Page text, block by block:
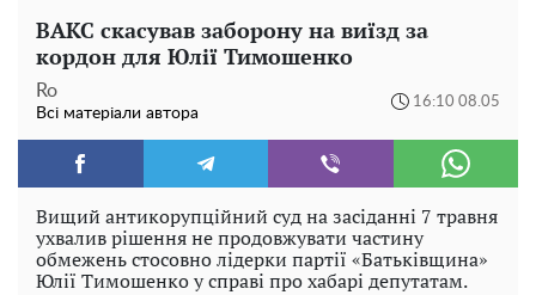
ВАКС скасував заборону на виїзд за
кордон для Юлії Тимошенко
Ro
Всі матеріали автора
16:10 08.05
Вищий антикорупційний суд на засіданні 7 травня
ухвалив рішення не продовжувати частину
обмежень стосовно лідерки партії «Батьківщина»
Юлії Тимошенко у справі про хабарі депутатам.